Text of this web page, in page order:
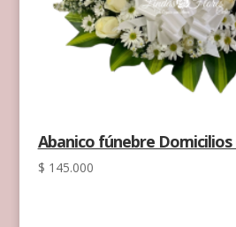
Abanico fúnebre Domicilios
$ 145.000